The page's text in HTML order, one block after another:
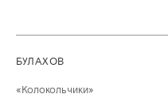
БУЛАХОВ
«Колокольчики»